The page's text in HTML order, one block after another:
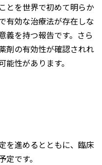
とを世界で初めて明らか
有効な治療法が存在しな
義を持つ報告です。さら
剤の有効性が確認されれ
性があります。
を進めるとともに、臨床
です。